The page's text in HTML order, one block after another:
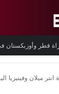
قطر وأوزبكستان
ميلان وفينيزيا